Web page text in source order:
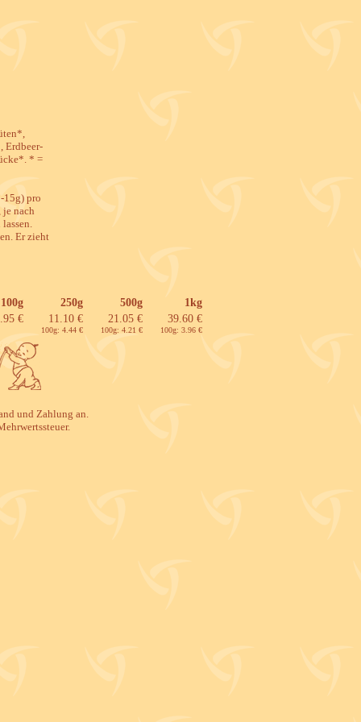
Erdbeer-
* =
15g) pro
je nach
Er zieht
100g 250g 500g
1kg
€
11.10 €
100g: 4.44 €
21.05 €
100g: 4.21 €
39.60 €
100g: 3.96 €
und Zahlung an.